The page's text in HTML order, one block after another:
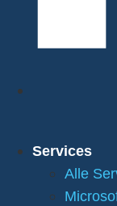
Services
Alle